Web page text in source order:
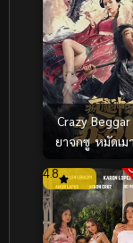
Crazy Beggar
ยาจกซู หมัดเม
4.8